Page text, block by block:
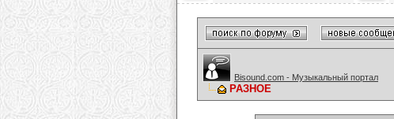
Bisound.com - Музыкальный портал
РАЗНОЕ